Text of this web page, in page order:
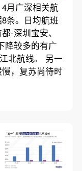
月广深相关航
条。日均航班
-深圳宝安、
降较多的有广
北航线。 另一
，复苏尚待时